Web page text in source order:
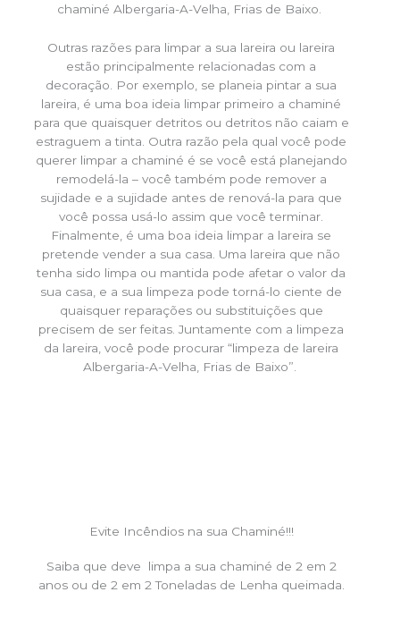
chaminé Albergaria-A-Velha, Frias de Baixo.
Outras razões para limpar a sua lareira ou lareira
estão principalmente relacionadas com a
decoração. Por exemplo, se planeia pintar a sua
lareira, é uma boa ideia limpar primeiro a chaminé
para que quaisquer detritos ou detritos não caiam e
estraguem a tinta. Outra razão pela qual você pode
querer limpar a chaminé é se você está planejando
remodelá-la – você também pode remover a
sujidade e a sujidade antes de renová-la para que
você possa usá-lo assim que você terminar.
Finalmente, é uma boa ideia limpar a lareira se
pretende vender a sua casa. Uma lareira que não
tenha sido limpa ou mantida pode afetar o valor da
sua casa, e a sua limpeza pode torná-lo ciente de
quaisquer reparações ou substituições que
precisem de ser feitas. Juntamente com a limpeza
da lareira, você pode procurar “limpeza de lareira
Albergaria-A-Velha, Frias de Baixo”.
Evite Incêndios na sua Chaminé!!!
Saiba que deve limpa a sua chaminé de 2 em 2
anos ou de 2 em 2 Toneladas de Lenha queimada.